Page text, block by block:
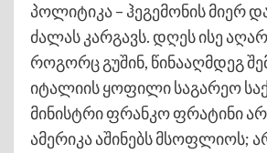
პოლიტიკა – ჰეგემონის მიერ
ძალას კარგავს. დღეს ისე აღარ
როგორც გუშინ, წინააღმდეგ
იტალიის ყოფილი საგარეო
მინისტრი ფრანკო ფრატინი
ამერიკა აშინებს მსოფლიოს;